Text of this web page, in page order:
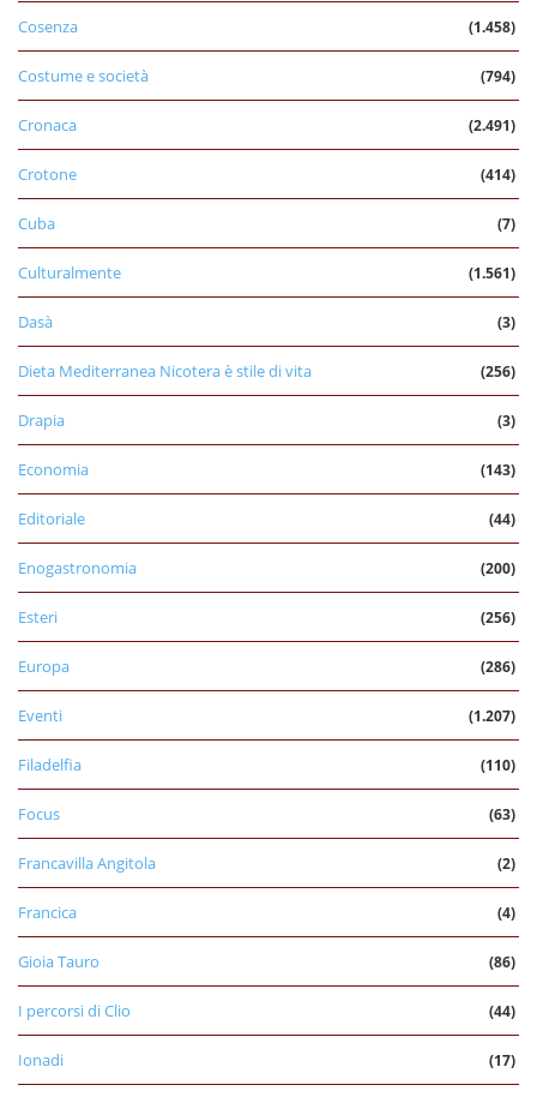
Cosenza (1.458)
Costume e società (794)
Cronaca (2.491)
Crotone (414)
Cuba (7)
Culturalmente (1.561)
Dasà (3)
Dieta Mediterranea Nicotera è stile di vita (256)
Drapia (3)
Economia (143)
Editoriale (44)
Enogastronomia (200)
Esteri (256)
Europa (286)
Eventi (1.207)
Filadelfia (110)
Focus (63)
Francavilla Angitola (2)
Francica (4)
Gioia Tauro (86)
I percorsi di Clio (44)
Ionadi (17)